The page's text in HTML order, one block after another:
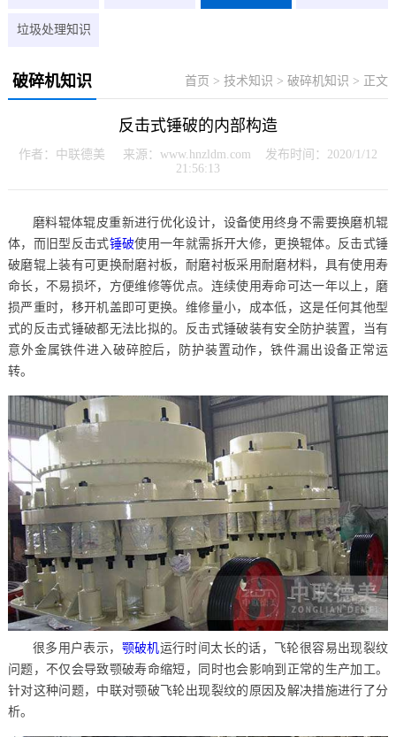
垃圾处理知识
首页 >技术知识 >破碎机知识 > 正文
破碎机知识
反击式锤破的内部构造
作者：中联德美 来源：www.hnzldm.com 发布时间：2020/1/12
21:56:13
磨料辊体辊皮重新进行优化设计，设备使用终身不需要换磨机辊
体，而旧型反击式锤破使用一年就需拆开大修，更换辊体。反击式锤
破磨辊上装有可更换耐磨衬板，耐磨衬板采用耐磨材料，具有使用寿
命长，不易损坏，方便维修等优点。连续使用寿命可达一年以上，磨
损严重时，移开机盖即可更换。维修量小，成本低，这是任何其他型
式的反击式锤破都无法比拟的。反击式锤破装有安全防护装置，当有
意外金属铁件进入破碎腔后，防护装置动作，铁件漏出设备正常运
转。
很多用户表示， 颚破机运行时间太长的话，飞轮很容易出现裂纹
问题，不仅会导致颚破寿命缩短，同时也会影响到正常的生产加工。
针对这种问题，中联对颚破飞轮出现裂纹的原因及解决措施进行了分
析。